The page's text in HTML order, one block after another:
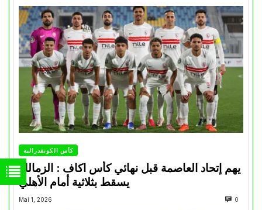
كأس الكونفدرالية
يهم إتحاد العاصمة قبل نهائي كأس اكاف : الزمالك
Mai 1, 2026 0